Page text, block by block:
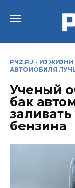
PNZ.RU - ИЗ ЖИЗНИ
АВТОМОБИЛЯ
Ученый
бак
бензина